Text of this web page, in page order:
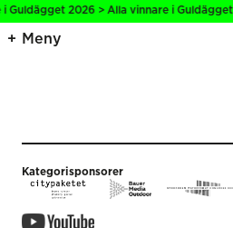
Guldägget 2026 > Alla vinnare i
Meny
Kategorisponsorer